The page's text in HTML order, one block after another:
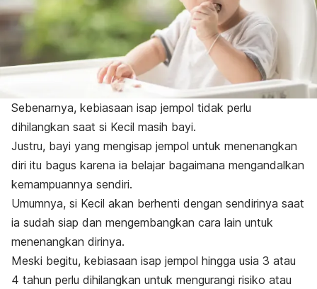
Sebenarnya, kebiasaan isap jempol tidak perlu
dihilangkan saat si Kecil masih bayi.
Justru, bayi yang mengisap jempol untuk menenangkan
diri itu bagus karena ia belajar bagaimana mengandalkan
kemampuannya sendiri.
Umumnya, si Kecil akan berhenti dengan sendirinya saat
ia sudah siap dan mengembangkan cara lain untuk
menenangkan dirinya.
Meski begitu, kebiasaan isap jempol hingga usia 3 atau
4 tahun perlu dihilangkan untuk mengurangi risiko atau